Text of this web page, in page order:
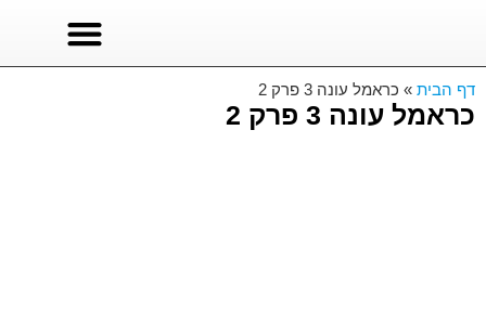
דף הבית » כראמל עונה 3 פרק 2
כראמל עונה 3 פרק 2